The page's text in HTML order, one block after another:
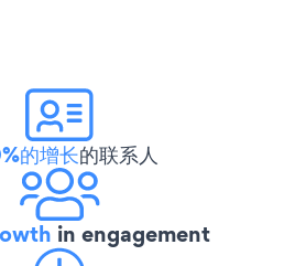
的增长的联系人
in engagement